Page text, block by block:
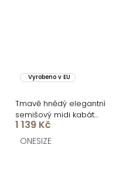
Vyrobeno v EU
Tmavě hnědý elegantní
semišový midi kabát
AERISCA
1 139 Kč
ONESIZE